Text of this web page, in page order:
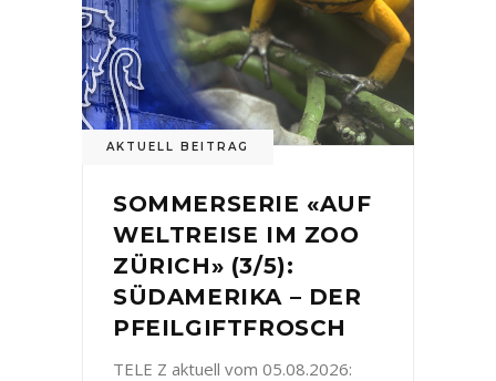
AKTUELL BEITRAG
SOMMERSERIE «AUF
WELTREISE IM ZOO
ZÜRICH» (3/5):
SÜDAMERIKA – DER
PFEILGIFTFROSCH
TELE Z aktuell vom 05.08.2026: